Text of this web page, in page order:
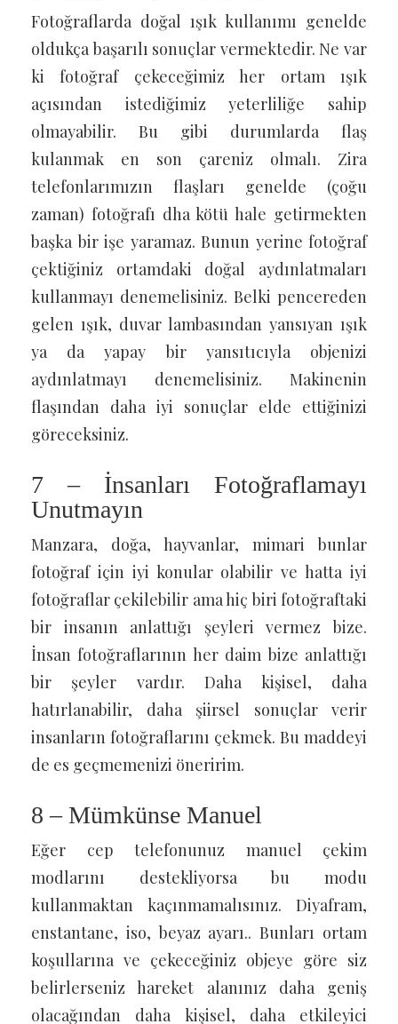
Fotoğraflarda doğal ışık kullanımı genelde
oldukça başarılı sonuçlar vermektedir. Ne var
ki fotoğraf çekeceğimiz her ortam ışık
açısından istediğimiz yeterliliğe sahip
olmayabilir. Bu gibi durumlarda flaş
kulanmak en son çareniz olmalı. Zira
telefonlarımızın flaşları genelde (çoğu
zaman) fotoğrafı dha kötü hale getirmekten
başka bir işe yaramaz. Bunun yerine fotoğraf
çektiğiniz ortamdaki doğal aydınlatmaları
kullanmayı denemelisiniz. Belki pencereden
gelen ışık, duvar lambasından yansıyan ışık
ya da yapay bir yansıtıcıyla objenizi
aydınlatmayı denemelisiniz. Makinenin
flaşından daha iyi sonuçlar elde ettiğinizi
göreceksiniz.
7 – İnsanları Fotoğraflamayı
Unutmayın
Manzara, doğa, hayvanlar, mimari bunlar
fotoğraf için iyi konular olabilir ve hatta iyi
fotoğraflar çekilebilir ama hiç biri fotoğraftaki
bir insanın anlattığı şeyleri vermez bize.
İnsan fotoğraflarının her daim bize anlattığı
bir şeyler vardır. Daha kişisel, daha
hatırlanabilir, daha şiirsel sonuçlar verir
insanların fotoğraflarını çekmek. Bu maddeyi
de es geçmemenizi öneririm.
8 – Mümkünse Manuel
Eğer cep telefonunuz manuel çekim
modlarını destekliyorsa bu modu
kullanmaktan kaçınmamalısınız. Diyafram,
enstantane, iso, beyaz ayarı.. Bunları ortam
koşullarına ve çekeceğiniz objeye göre siz
belirlerseniz hareket alanınız daha geniş
olacağından daha kişisel, daha etkileyici